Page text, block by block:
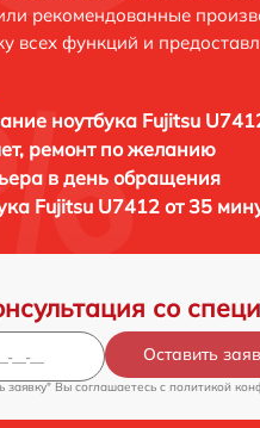
рекомендованные
всех функций и
ноутбука Fujitsu
ремонт по желанию
в день обращения
Fujitsu U7412 от 35
со
Оставить
Вы соглашаетесь c политикой